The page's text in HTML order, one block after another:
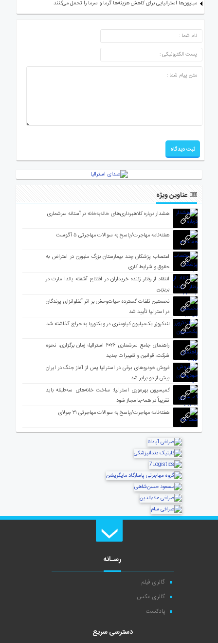
میلیون‌ها استرالیایی برای کاهش هزینه‌ها گرما و سرما را تحمل می‌کنند
ارسال دیدگاه
عناوین ویژه
هشدار درباره کلاهبرداری‌های خانه‌به‌خانه در آستانه سرشماری
هفته‌نامه مهاجرت/پاسخ به سوالات مهاجرتی ۵ آگوست
اعتصاب پزشکان چند بیمارستان بزرگ ملبورن در اعتراض به
حقوق و شرایط کاری
انتقاد از رفتار زننده خریداران در افتتاح آشفته پاندا مارت در
بریزبن
نخستین تلفات گسترده حیات‌وحش بر اثر آنفلوانزای پرندگان
در استرالیا تأیید شد
لندکروزر یک‌میلیون کیلومتری در ویکتوریا به حراج گذاشته شد
راهنمای جامع سرشماری ۲۰۲۶ استرالیا؛ زمان برگزاری، نحوه
شرکت، قوانین و تغییرات جدید
فروش خودروهای برقی در استرالیا پس از آغاز جنگ در ایران
بیش از دو برابر شد
کمیسیون بهره‌وری استرالیا: ساخت خانه‌های سه‌طبقه باید
تقریباً در همه‌جا مجاز شود
هفته‌نامه مهاجرت/پاسخ به سوالات مهاجرتی ۳۱ جولای
رسـانه
گالری فیلم
گالری عکس
پادکست
دسترسی سریع